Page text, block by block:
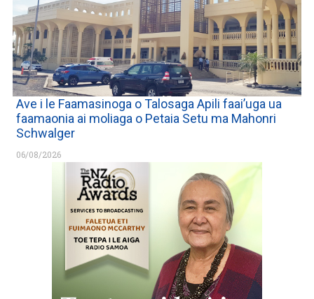
Ave i le Faamasinoga o Talosaga Apili faai’uga ua
faamaonia ai moliaga o Petaia Setu ma Mahonri
Schwalger
06/08/2026